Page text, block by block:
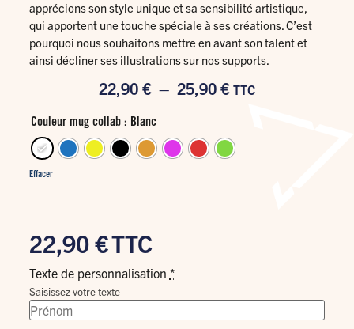
apprécions son style unique et sa sensibilité artistique,
qui apportent une touche spéciale à ses créations. C’est
pourquoi nous souhaitons mettre en avant son talent et
ainsi décliner ses illustrations sur nos supports.
22,90 € – 25,90 € TTC
Couleur mug collab : Blanc
Effacer
22,90€TTC
Texte de personnalisation *
Saisissez votre texte